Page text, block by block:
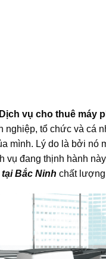
vụ cho thuê máy
tổ chức và cá
mình. Lý do là bởi nó
đang thịnh hành
Bắc Ninh chất